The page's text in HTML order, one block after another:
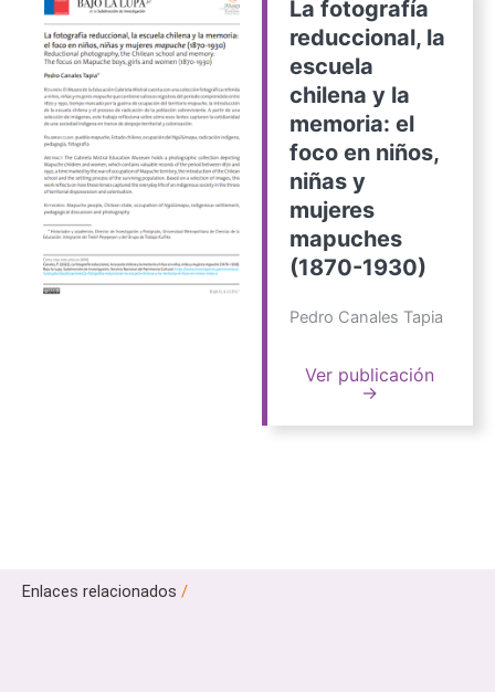
La fotografía
reduccional, la
escuela
chilena y la
memoria: el
foco en niños,
niñas y
mujeres
mapuches
(1870-1930)
Pedro Canales Tapia
Ver publicación
→
Enlaces relacionados /